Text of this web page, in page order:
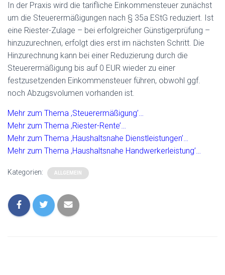
In der Praxis wird die tarifliche Einkommensteuer zunächst
um die Steuerermäßigungen nach § 35a EStG reduziert. Ist
eine Riester-Zulage – bei erfolgreicher Günstigerprüfung –
hinzuzurechnen, erfolgt dies erst im nächsten Schritt. Die
Hinzurechnung kann bei einer Reduzierung durch die
Steuerermäßigung bis auf 0 EUR wieder zu einer
festzusetzenden Einkommensteuer führen, obwohl ggf.
noch Abzugsvolumen vorhanden ist.
Mehr zum Thema ‚Steuerermäßigung’…
Mehr zum Thema ‚Riester-Rente’…
Mehr zum Thema ‚Haushaltsnahe Dienstleistungen’…
Mehr zum Thema ‚Haushaltsnahe Handwerkerleistung’…
Kategorien: ALLGEMEIN